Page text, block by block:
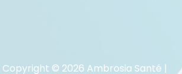
Copyright © 2026 Ambrosia Santé |